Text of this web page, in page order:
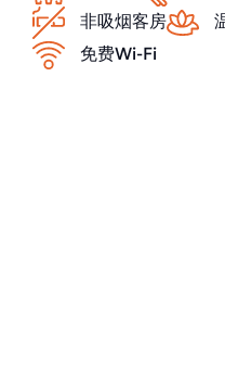
非吸烟客房
免费Wi-Fi